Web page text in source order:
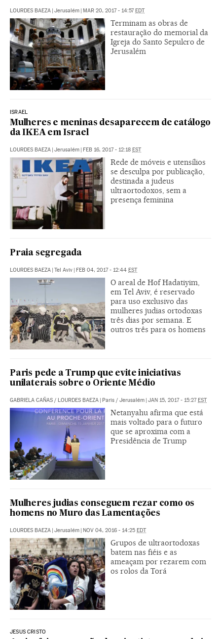
LOURDES BAEZA | Jerusalém | MAR 20, 2017 - 14:57EDT
Terminam as obras de
restauração do memorial da
Igreja do Santo Sepulcro de
Jerusalém
ISRAEL
Mulheres e meninas desaparecem de catálogo
da IKEA em Israel
LOURDES BAEZA | Jerusalém | FEB 16, 2017 - 12:18 EST
Rede de móveis e utensílios
se desculpa por publicação,
destinada a judeus
ultraortodoxos, sem a
presença feminina
Praia segregada
LOURDES BAEZA | Tel Aviv | FEB 04, 2017 - 12:44 EST
O areal de Hof Hadatiyim,
em Tel Aviv, é reservado
para uso exclusivo das
mulheres judias ortodoxas
três dias por semana. E
outros três para os homens
Paris pede a Trump que evite iniciativas
unilaterais sobre o Oriente Médio
GABRIELA CAÑAS / LOURDES BAEZA | Paris / Jerusalém | JAN 15, 2017 - 15:27EST
Netanyahu afirma que está
mais voltado para o futuro
que se aproxima com a
Presidência de Trump
Mulheres judias conseguem rezar como os
homens no Muro das Lamentações
LOURDES BAEZA | Jerusalém | NOV 04, 2016 - 14:25 EDT
Grupos de ultraortodoxas
batem nas fiéis e as
ameaçam por rezarem com
os rolos da Torá
JESUS CRISTO